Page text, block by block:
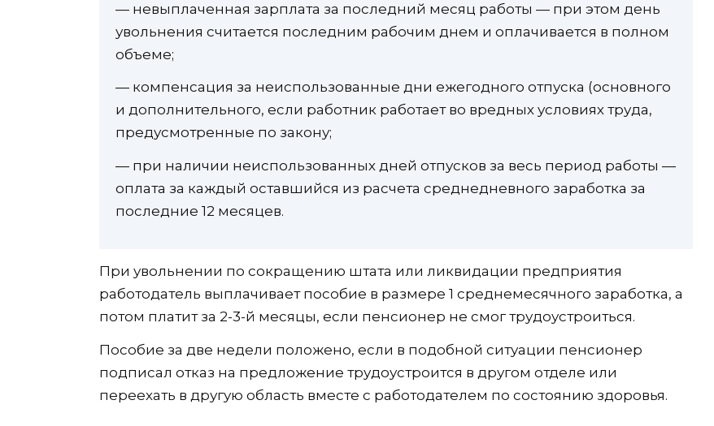
— невыплаченная зарплата за последний месяц работы — при этом день
увольнения считается последним рабочим днем и оплачивается в полном
объеме;
— компенсация за неиспользованные дни ежегодного отпуска (основного
и дополнительного, если работник работает во вредных условиях труда,
предусмотренные по закону;
— при наличии неиспользованных дней отпусков за весь период работы —
оплата за каждый оставшийся из расчета среднедневного заработка за
последние 12 месяцев.
При увольнении по сокращению штата или ликвидации предприятия
работодатель выплачивает пособие в размере 1 среднемесячного заработка, а
потом платит за 2-3-й месяцы, если пенсионер не смог трудоустроиться.
Пособие за две недели положено, если в подобной ситуации пенсионер
подписал отказ на предложение трудоустроится в другом отделе или
переехать в другую область вместе с работодателем по состоянию здоровья.